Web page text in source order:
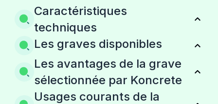
Caractéristiques
techniques
Les graves disponibles
Les avantages de la grave
sélectionnée par Koncrete
Usages courants de la